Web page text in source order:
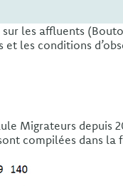
sur les affluents
les conditions
Migrateurs depuis
compilées dans la